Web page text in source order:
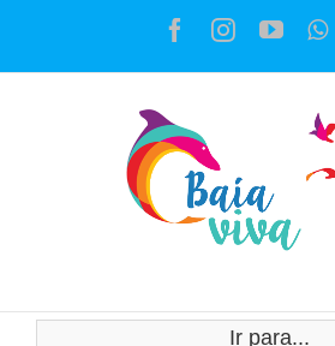
o
Facebook
Instagram
Ir para...
Unidades de